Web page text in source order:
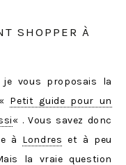
SHOPPER À
vous proposais la
Petit guide pour un
« . Vous savez donc
à Londres et à peu
la vraie question